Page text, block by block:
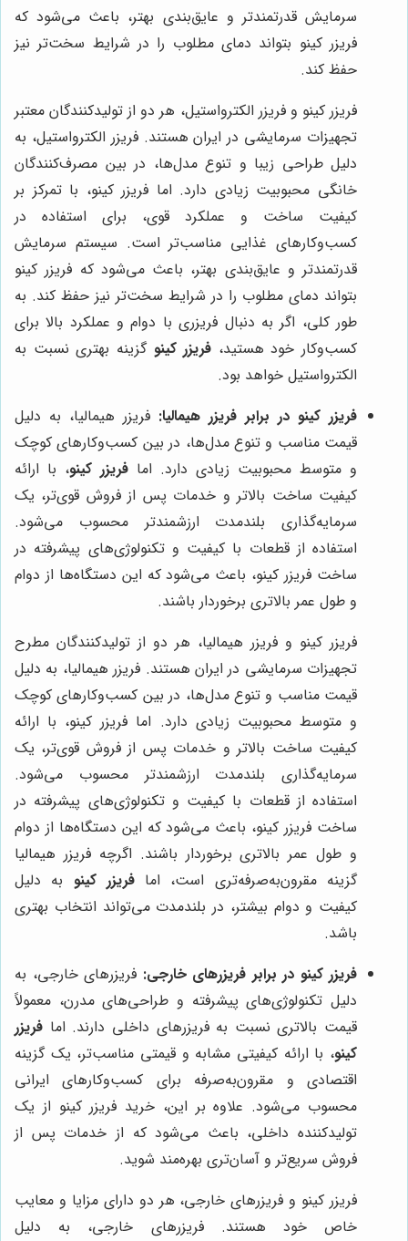
سرمایش قدرتمندتر و عایق‌بندی بهتر، باعث می‌شود که
فریزر کینو بتواند دمای مطلوب را در شرایط سخت‌تر نیز
حفظ کند.
فریزر کینو و فریزر الکترواستیل، هر دو از تولیدکنندگان معتبر
تجهیزات سرمایشی در ایران هستند. فریزر الکترواستیل، به
دلیل طراحی زیبا و تنوع مدل‌ها، در بین مصرف‌کنندگان
خانگی محبوبیت زیادی دارد. اما فریزر کینو، با تمرکز بر
کیفیت ساخت و عملکرد قوی، برای استفاده در
کسب‌وکارهای غذایی مناسب‌تر است. سیستم سرمایش
قدرتمندتر و عایق‌بندی بهتر، باعث می‌شود که فریزر کینو
بتواند دمای مطلوب را در شرایط سخت‌تر نیز حفظ کند. به
طور کلی، اگر به دنبال فریزری با دوام و عملکرد بالا برای
کسب‌وکار خود هستید، فریزر کینو گزینه بهتری نسبت به
الکترواستیل خواهد بود.
فریزر کینو در برابر فریزر هیمالیا: فریزر هیمالیا، به دلیل
قیمت مناسب و تنوع مدل‌ها، در بین کسب‌وکارهای کوچک
و متوسط محبوبیت زیادی دارد. اما فریزر کینو، با ارائه
کیفیت ساخت بالاتر و خدمات پس از فروش قوی‌تر، یک
سرمایه‌گذاری بلندمدت ارزشمندتر محسوب می‌شود.
استفاده از قطعات با کیفیت و تکنولوژی‌های پیشرفته در
ساخت فریزر کینو، باعث می‌شود که این دستگاه‌ها از دوام
و طول عمر بالاتری برخوردار باشند.
فریزر کینو و فریزر هیمالیا، هر دو از تولیدکنندگان مطرح
تجهیزات سرمایشی در ایران هستند. فریزر هیمالیا، به دلیل
قیمت مناسب و تنوع مدل‌ها، در بین کسب‌وکارهای کوچک
و متوسط محبوبیت زیادی دارد. اما فریزر کینو، با ارائه
کیفیت ساخت بالاتر و خدمات پس از فروش قوی‌تر، یک
سرمایه‌گذاری بلندمدت ارزشمندتر محسوب می‌شود.
استفاده از قطعات با کیفیت و تکنولوژی‌های پیشرفته در
ساخت فریزر کینو، باعث می‌شود که این دستگاه‌ها از دوام
و طول عمر بالاتری برخوردار باشند. اگرچه فریزر هیمالیا
گزینه مقرون‌به‌صرفه‌تری است، امافریزر کینو به دلیل
کیفیت و دوام بیشتر، در بلندمدت می‌تواند انتخاب بهتری
باشد.
فریزر کینو در برابر فریزرهای خارجی: فریزرهای خارجی، به
دلیل تکنولوژی‌های پیشرفته و طراحی‌های مدرن، معمولاً
قیمت بالاتری نسبت به فریزرهای داخلی دارند. اما فریزر
کینو، با ارائه کیفیتی مشابه و قیمتی مناسب‌تر، یک گزینه
اقتصادی و مقرون‌به‌صرفه برای کسب‌وکارهای ایرانی
محسوب می‌شود. علاوه بر این، خرید فریزر کینو از یک
تولیدکننده داخلی، باعث می‌شود که از خدمات پس از
فروش سریع‌تر و آسان‌تری بهره‌مند شوید.
فریزر کینو و فریزرهای خارجی، هر دو دارای مزایا و معایب
خاص خود هستند. فریزرهای خارجی، به دلیل